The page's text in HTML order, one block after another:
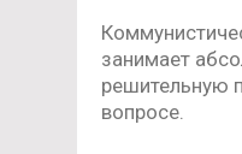
занимает
решительную
вопросе.